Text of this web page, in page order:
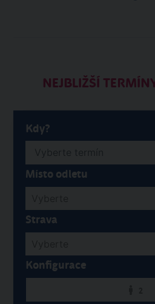
NEJBLIŽŠÍ
Kdy?
Místo odletu
Strava
Konfigurace